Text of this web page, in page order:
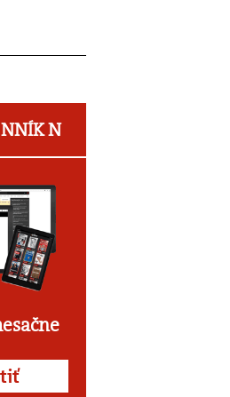
N